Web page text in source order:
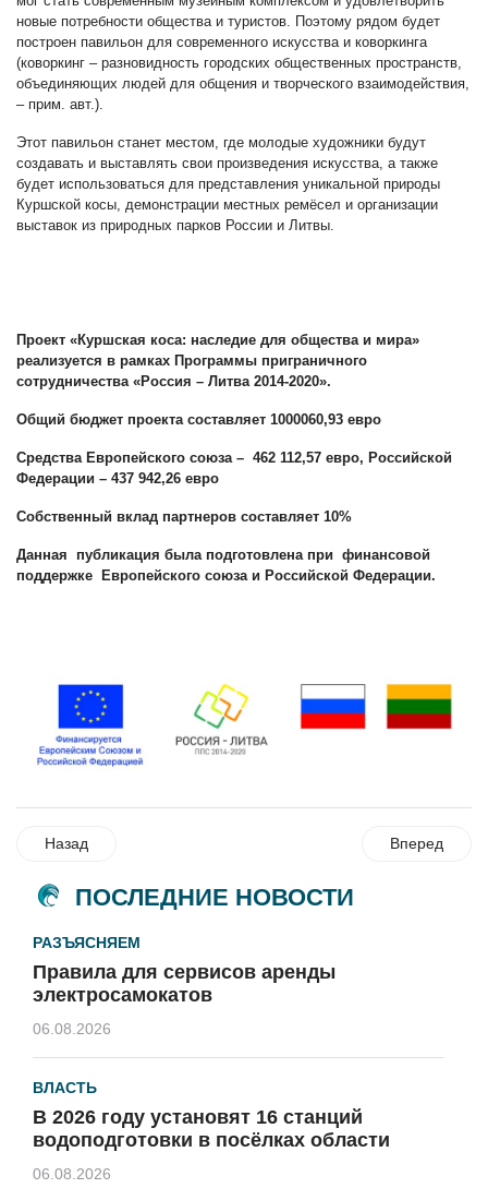
новые потребности общества и туристов. Поэтому рядом будет
построен павильон для современного искусства и коворкинга
(коворкинг – разновидность городских общественных пространств,
объединяющих людей для общения и творческого взаимодействия,
– прим. авт.).
Этот павильон станет местом, где молодые художники будут
создавать и выставлять свои произведения искусства, а также
будет использоваться для представления уникальной природы
Куршской косы, демонстрации местных ремёсел и организации
выставок из природных парков России и Литвы.
Проект «Куршская коса: наследие для общества и мира»
реализуется в рамках Программы приграничного
сотрудничества «Россия – Литва 2014-2020».
Общий бюджет проекта составляет 1000060,93 евро
Средства Европейского союза – 462 112,57 евро, Российской
Федерации – 437 942,26 евро
Собственный вклад партнеров составляет 10%
Данная публикация была подготовлена при финансовой
поддержке Европейского союза и Российской Федерации.
Назад Вперед
ПОСЛЕДНИЕ НОВОСТИ
РАЗЪЯСНЯЕМ
Правила для сервисов аренды
электросамокатов
06.08.2026
ВЛАСТЬ
В 2026 году установят 16 станций
водоподготовки в посёлках области
06.08.2026